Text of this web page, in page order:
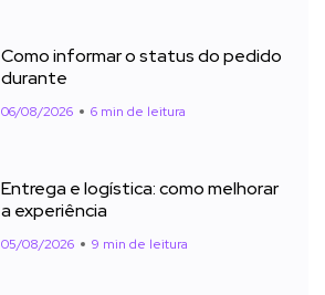
Como informar o status do pedido
durante
06/08/2026 6 min de leitura
Entrega e logística: como melhorar
a experiência
05/08/2026 9 min de leitura